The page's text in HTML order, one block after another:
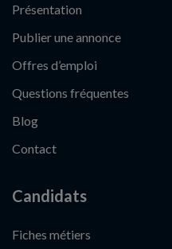
Présentation
Publier une annonce
Offres d’emploi
Questions fréquentes
Blog
Contact
Candidats
Fiches métiers